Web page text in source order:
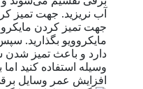
آب نریزید. جهت تمیز
جهت تمیز کردن
دارد و باعث تمیز شدن
وسیله استفاده کنید
افزایش عمر وسایل